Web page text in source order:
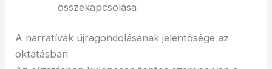
összekapcsolása
A narratívák újragondolásának jelentősége az
oktatásban